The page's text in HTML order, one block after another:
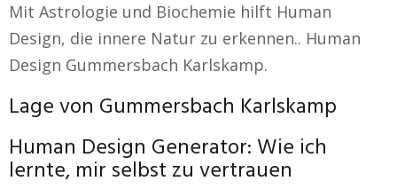
Mit Astrologie und Biochemie hilft Human
Design, die innere Natur zu erkennen.. Human
Design Gummersbach Karlskamp.
Lage von Gummersbach Karlskamp
Human Design Generator: Wie ich
lernte, mir selbst zu vertrauen